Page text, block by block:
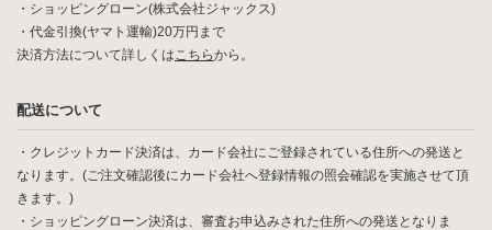
・ショッピングローン(株式会社ジャックス)
・代金引換(ヤマト運輸)20万円まで
決済方法について詳しくはこちらから。
配送について
・クレジットカード決済は、カード会社にご登録されている住所への発送と
なります。(ご注文確認後にカード会社へ登録情報の照会確認を実施させて頂
きます。)
・ショッピングローン決済は、審査お申込みされた住所への発送となりま